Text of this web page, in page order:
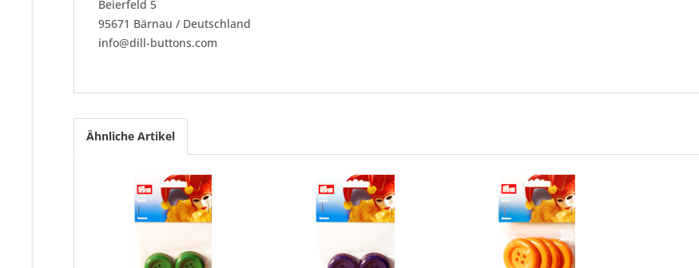
Beierfeld 5
95671 Bärnau / Deutschland
info@dill-buttons.com
Ähnliche Artikel